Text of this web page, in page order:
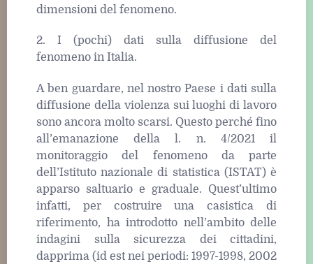
dimensioni del fenomeno.
2. I (pochi) dati sulla diffusione del
fenomeno in Italia.
A ben guardare, nel nostro Paese i dati sulla
diffusione della violenza sui luoghi di lavoro
sono ancora molto scarsi. Questo perché fino
all’emanazione della l. n. 4/2021 il
monitoraggio del fenomeno da parte
dell’Istituto nazionale di statistica (ISTAT) è
apparso saltuario e graduale. Quest’ultimo
infatti, per costruire una casistica di
riferimento, ha introdotto nell’ambito delle
indagini sulla sicurezza dei cittadini,
dapprima (id est nei periodi: 1997-1998, 2002